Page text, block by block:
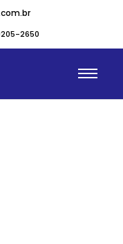
2650